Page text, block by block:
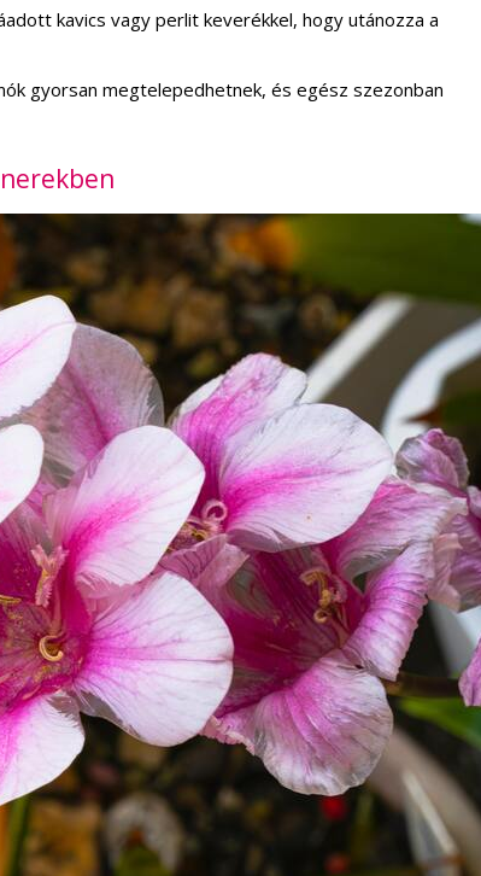
kavics vagy perlit keverékkel, hogy utánozza a
gyorsan megtelepedhetnek, és egész szezonban